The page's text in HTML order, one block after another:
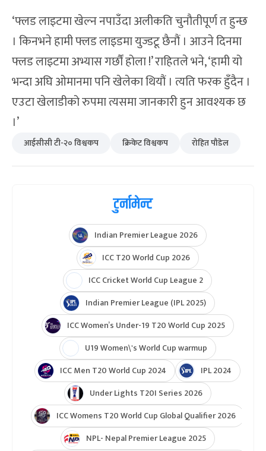
‘फ्लड लाइटमा खेल्न नपाउँदा अलीकति चुनौतीपूर्ण त हुन्छ
। किनभने हामी फ्लड लाइडमा युज्डटू छैनौं । आउने दिनमा
फ्लड लाइटमा अभ्यास गर्छौं होला !’ राहितले भने, ‘हामी यो
भन्दा अघि ओमानमा पनि खेलेका थियौं । त्यति फरक हुँदैन ।
एउटा खेलाडीको रुपमा त्यसमा जानकारी हुन आवश्यक छ
।’
आईसीसी टी-२० विश्वकप क्रिकेट विश्वकप रोहित पौडेल
टुर्नामेन्ट
Indian Premier League 2026
ICC T20 World Cup 2026
ICC Cricket World Cup League 2
Indian Premier League (IPL 2025)
ICC Women’s Under-19 T20 World Cup 2025
U19 Women\'s World Cup warmup
ICC Men T20 World Cup 2024
IPL 2024
Under Lights T20I Series 2026
ICC Womens T20 World Cup Global Qualifier 2026
NPL- Nepal Premier League 2025